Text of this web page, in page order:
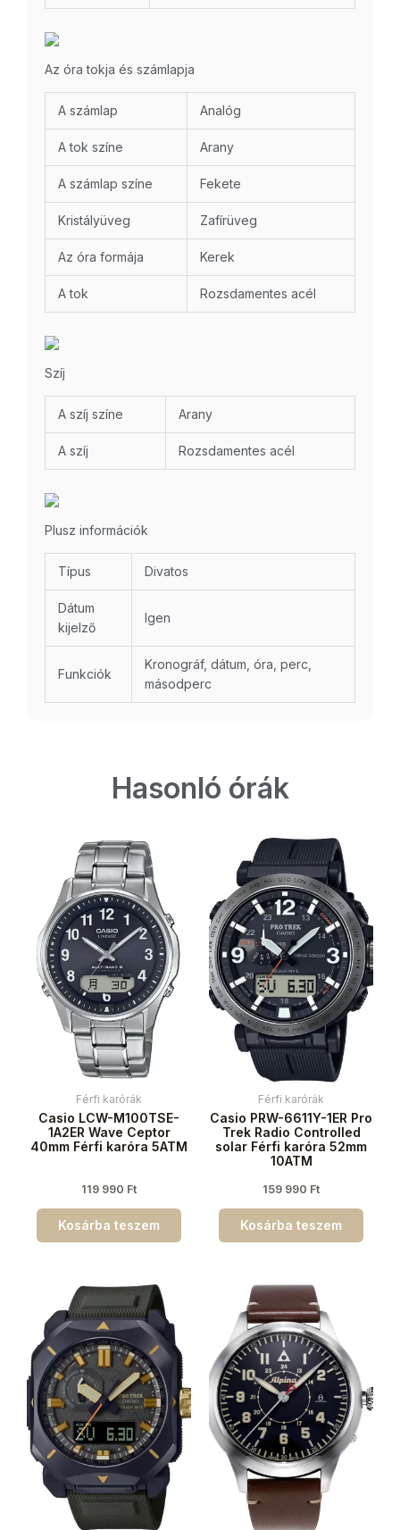
Az óra tokja és számlapja
A számlap Analóg
A tok színe Arany
A számlap színe Fekete
Kristályüveg Zafírüveg
Az óra formája Kerek
A tok Rozsdamentes acél
Szíj
A szíj színe Arany
A szíj Rozsdamentes acél
Plusz információk
Típus Divatos
Dátum
kijelző
Igen
Funkciók
Kronográf, dátum, óra, perc,
másodperc
Hasonló órák
Férfi karórák
Casio LCW-M100TSE-
1A2ER Wave Ceptor
40mm Férfi karóra 5ATM
119 990 Ft
Kosárba teszem
Férfi karórák
Casio PRW-6611Y-1ER Pro
Trek Radio Controlled
solar Férfi karóra 52mm
10ATM
159 990 Ft
Kosárba teszem